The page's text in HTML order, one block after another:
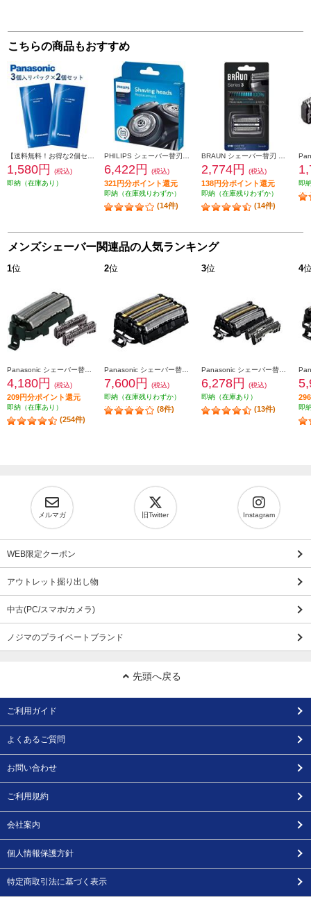
こちらの商品もおすすめ
1,580円
(税込)
即納（在庫あり）
6,422円 (税込)
321円分ポイント還元
即納（在庫残りわずか）
(14件)
2,774円 (税込)
138円分ポイント還元
即納（在庫残りわずか）
(14件)
即
メンズシェーバー関連品の人気ランキング
1位
4,180円 (税込)
209円分ポイント還元
即納（在庫あり）
(254件)
2位
7,600円
(税込)
即納（在庫残りわずか）
(8件)
3位
6,278円
(税込)
即納（在庫あり）
(13件)
4
即
メルマガ 旧Twitter Instagram
WEB限定クーポン
アウトレット掘り出し物
中古(PC/スマホ/カメラ)
ノジマのプライベートブランド
先頭へ戻る
ご利用ガイド
よくあるご質問
お問い合わせ
ご利用規約
会社案内
個人情報保護方針
特定商取引法に基づく表示